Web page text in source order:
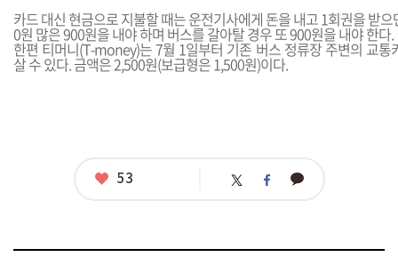
카드 대신 현금으로 지불할 때는 운전기사에게 돈을 내고 1회권을 받
0원 많은 900원을 내야 하며 버스를 갈아탈 경우 또 900원을 내야 한다.
한편 티머니(T-money)는 7월 1일부터 기존 버스 정류장 주변의 교통
살 수 있다. 금액은 2,500원(보급형은 1,500원)이다.
좋
53 트 페 카